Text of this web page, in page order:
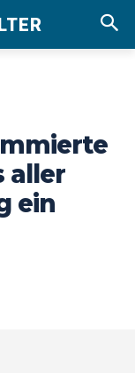
aller
ein